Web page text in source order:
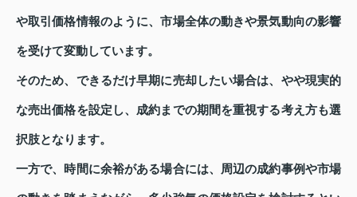
や取引価格情報のように、市場全体の動きや景気動向の影響
を受けて変動しています。
そのため、できるだけ早期に売却したい場合は、やや現実的
な売出価格を設定し、成約までの期間を重視する考え方も選
択肢となります。
一方で、時間に余裕がある場合には、周辺の成約事例や市場